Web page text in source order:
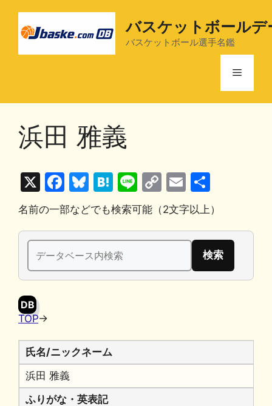
バスケットボールデ
バスケットボール選手名鑑
メ
浜田 雅義
X
F
a
c
e
b
o
Bl
u
e
s
k
y
H
at
e
n
a
Li
n
e
C
o
p
y
n
E
m
ai
l
有
名前の一部などでも検索可能（2文字以上）
検
索:
DB
TOP→
氏名/ニックネーム
浜田 雅義
ふりがな・英表記